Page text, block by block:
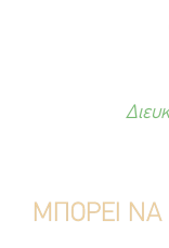
ΜΠΟΡΕΙ ΝΑ